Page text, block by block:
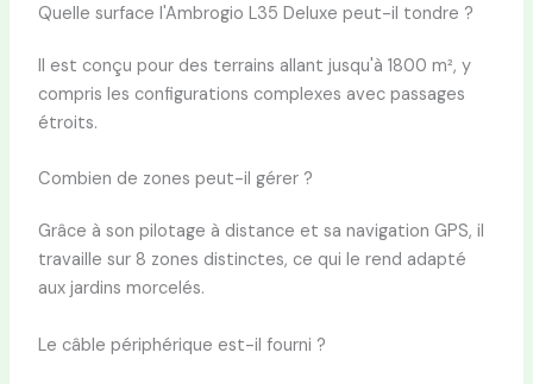
Quelle surface l'Ambrogio L35 Deluxe peut-il tondre ?
Il est conçu pour des terrains allant jusqu'à 1800 m², y
compris les configurations complexes avec passages
étroits.
Combien de zones peut-il gérer ?
Grâce à son pilotage à distance et sa navigation GPS, il
travaille sur 8 zones distinctes, ce qui le rend adapté
aux jardins morcelés.
Le câble périphérique est-il fourni ?